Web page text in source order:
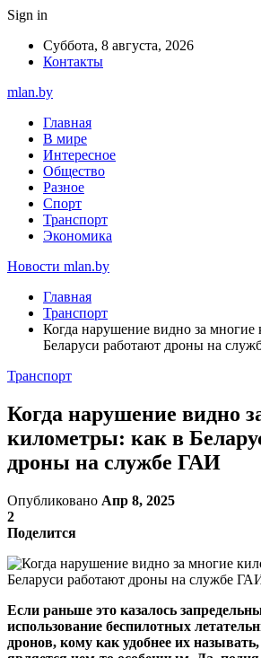
Sign in
Суббота, 8 августа, 2026
Контакты
mlan.by
Главная
В мире
Интересное
Общество
Разное
Спорт
Транспорт
Экономика
Новости mlan.by
Главная
Транспорт
Когда нарушение видно за многие
Беларуси работают дроны на
Транспорт
Когда нарушение видно
километры: как в
дроны на службе ГАИ
Опубликовано Апр 8, 2025
2
Поделится
Если раньше это казалось
использование беспилотных
дронов, кому как удобнее их